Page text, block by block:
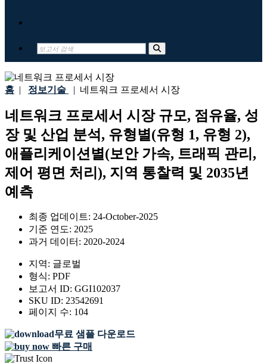
홈 | 정보기술 | 네트워크 프로세서 시장
네트워크 프로세서 시장 규모, 점유율, 성
장 및 산업 분석, 유형별(유형 1, 유형 2),
애플리케이션별(보안 가속, 트래픽 관리,
제어 평면 처리), 지역 통찰력 및 2035년
예측
최종 업데이트: 24-October-2025
기준 연도: 2025
과거 데이터: 2020-2024
지역: 글로벌
형식: PDF
보고서 ID: GGI102037
SKU ID: 23542691
페이지 수: 104
무료 샘플 다운로드
빠른 구매